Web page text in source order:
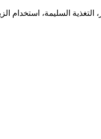
السليمة، استخدام